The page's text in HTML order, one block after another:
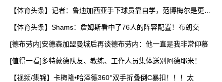
【体育头条】记者：鲁迪加西亚手下球员靠自学，范博梅尔是更年
【体育头条】Shams：詹姆斯看中了76人的阵容配置！布朗交
[德布劳内]安德森加盟曼城后再谈德布劳内：他一直是我非常仰慕
[值得一看]多特蒙德队友、教练、工作人员集体送别阿德耶米！
【视频/集锦】卡梅隆•哈泽德360°双手折叠倒C暴扣！！！太